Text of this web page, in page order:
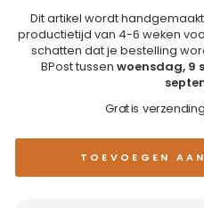
Dit artikel wordt
productietijd van 4-6 weken
schatten dat je bestelling
BPost tussen woensdag, 9
Gratis
TOEVOEGEN